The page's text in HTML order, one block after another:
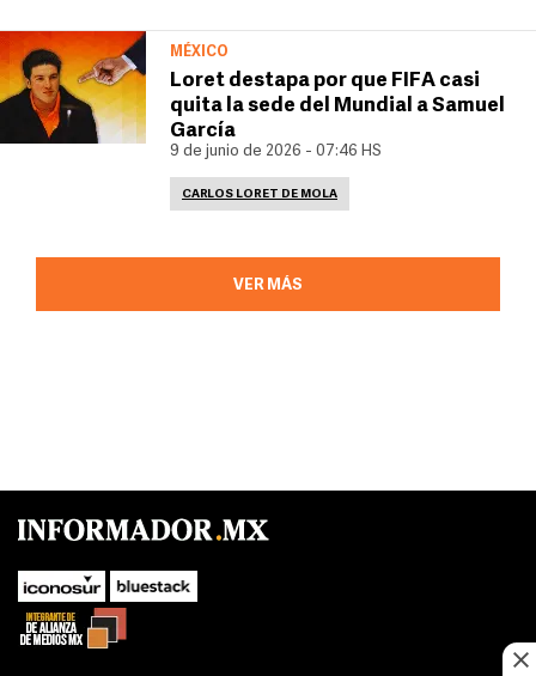
MÉXICO
Loret destapa por que FIFA casi
quita la sede del Mundial a Samuel
García
9 de junio de 2026 - 07:46 HS
CARLOS LORET DE MOLA
VER MÁS